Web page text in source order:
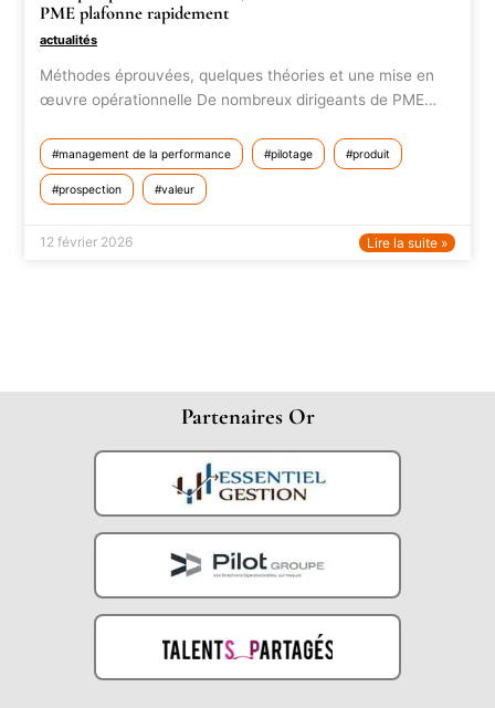
PME plafonne rapidement
actualités
Méthodes éprouvées, quelques théories et une mise en
œuvre opérationnelle De nombreux dirigeants de PME…
management de la performance pilotage produit
prospection valeur
12 février 2026 Lire la suite »
Partenaires Or